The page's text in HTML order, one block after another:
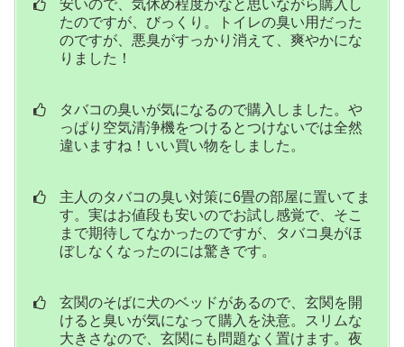
安いので、気休め程度かなと思いながら購入し
たのですが、びっくり。トイレの臭い用だった
のですが、悪臭がすっかり消えて、爽やかにな
りました！
タバコの臭いが気になるので購入しました。や
っぱり空気清浄機をつけるとつけないでは全然
違いますね！いい買い物をしました。
主人のタバコの臭い対策に6畳の部屋に置いてま
す。実はお値段も安いのでお試し感覚で、そこ
まで期待してなかったのですが、タバコ臭がほ
ぼしなくなったのには驚きです。
玄関のそばに犬のベッドがあるので、玄関を開
けると臭いが気になって購入を決意。スリムな
大きさなので、玄関にも問題なく置けます。夜